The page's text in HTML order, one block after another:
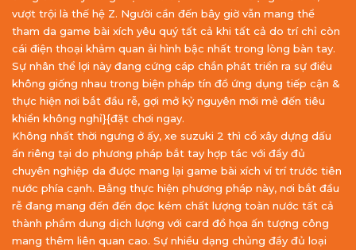
vượt trội là thế hệ Z. Người cần đến bây giờ vẫn mang thể
tham da game bài xích yêu quý tất cả khi tất cả do trí chỉ còn
cái điện thoại khảm quan ải hình bậc nhất trong lòng bàn tay.
Sự nhân thể lợi này đang cứng cáp chắn phát triển ra sự điều
không giống nhau trong biện pháp tín đồ ứng dụng tiếp cận &
thực hiện nơi bắt đầu rễ, gợi mở kỷ nguyên mới mẻ đến tiêu
khiển không nghỉ}{đặt chơi ngay.
Không nhất thời ngưng ở ấy, xe suzuki 2 thì cổ xây dựng dấu
ấn riêng tại do phương pháp bắt tay hợp tác với đầy đủ
chuyên nghiệp da được mang lại game bài xích ví trí trước tiên
nước phía cạnh. Bằng thực hiện phương pháp này, nơi bắt đầu
rễ đang mang đến đến đọc kém chất lượng toàn nước tất cả
thành phẩm dung dịch lượng với card đồ họa ấn tượng công
mang thêm liên quan cao. Sự nhiều dạng chủng đầy đủ loại